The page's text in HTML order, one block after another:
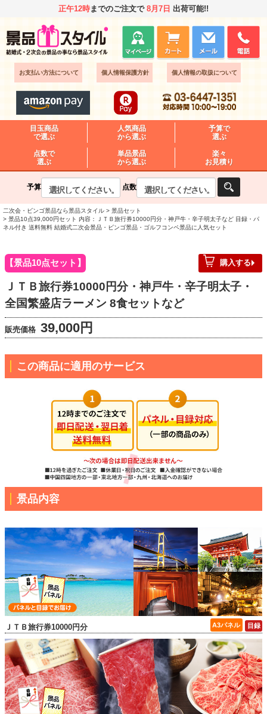
正午12時までのご注文で 8月7日 出荷可能!!
お支払い方法について 個人情報保護方針 個人情報の取扱について
目玉商品
で選ぶ
人気商品
から選ぶ
予算で
選ぶ
点数で
選ぶ
単品景品
から選ぶ
楽々
お見積り
予算 点数
二次会・ビンゴ景品なら景品スタイル
景品セット
景品10点39,000円セット 内容：ＪＴＢ旅行券10000円分・神戸牛・辛子明太子など 目録・パ
ネル付き 送料無料 結婚式二次会景品・ビンゴ景品・ゴルフコンペ景品に人気セット
景品10点セット
ＪＴＢ旅行券10000円分・神戸牛・辛子明太子・
全国繁盛店ラーメン 8食セットなど
販売価格 39,000円
購入する
この商品に適用のサービス
景品内容
ＪＴＢ旅行券10000円分